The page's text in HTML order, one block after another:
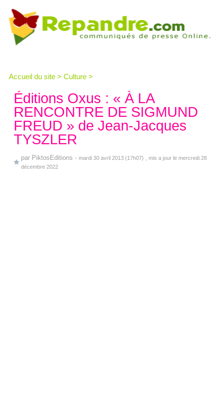
Accueil du site > Culture >
Éditions Oxus : « À LA
RENCONTRE DE SIGMUND
FREUD » de Jean-Jacques
TYSZLER
par PiktosEditions - mardi 30 avril 2013 (17h07)
, mis a jour le mercredi 28
décembre 2022